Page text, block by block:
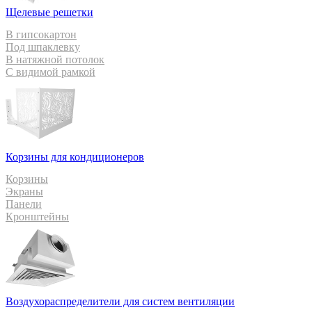
Щелевые решетки
В гипсокартон
Под шпаклевку
В натяжной потолок
С видимой рамкой
Корзины для кондиционеров
Корзины
Экраны
Панели
Кронштейны
Воздухораспределители для систем вентиляции